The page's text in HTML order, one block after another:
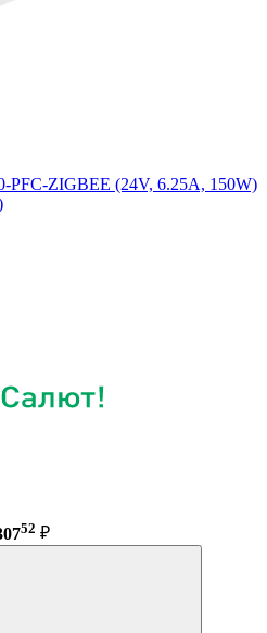
PFC-ZIGBEE (24V, 6.25A, 150W)
52 ₽